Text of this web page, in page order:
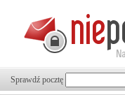
Sprawdź pocztę